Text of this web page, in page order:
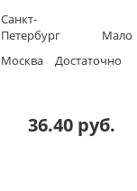
Санкт-
Петербург
Мало
Москва
Достаточно
36.40 руб.